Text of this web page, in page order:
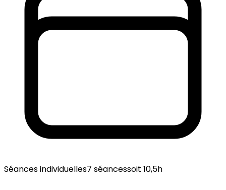
Séances individuelles7 séancessoit 10,5h